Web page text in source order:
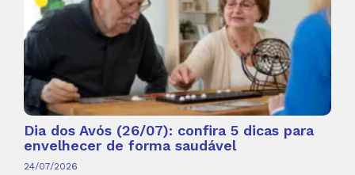
Dia dos Avós (26/07): confira 5 dicas para
envelhecer de forma saudável
24/07/2026